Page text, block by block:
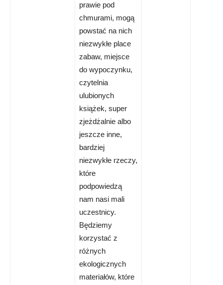
prawie pod
chmurami, mogą
powstać na nich
niezwykłe place
zabaw, miejsce
do wypoczynku,
czytelnia
ulubionych
książek, super
zjeżdżalnie albo
jeszcze inne,
bardziej
niezwykłe rzeczy,
które
podpowiedzą
nam nasi mali
uczestnicy.
Będziemy
korzystać z
różnych
ekologicznych
materiałów, które